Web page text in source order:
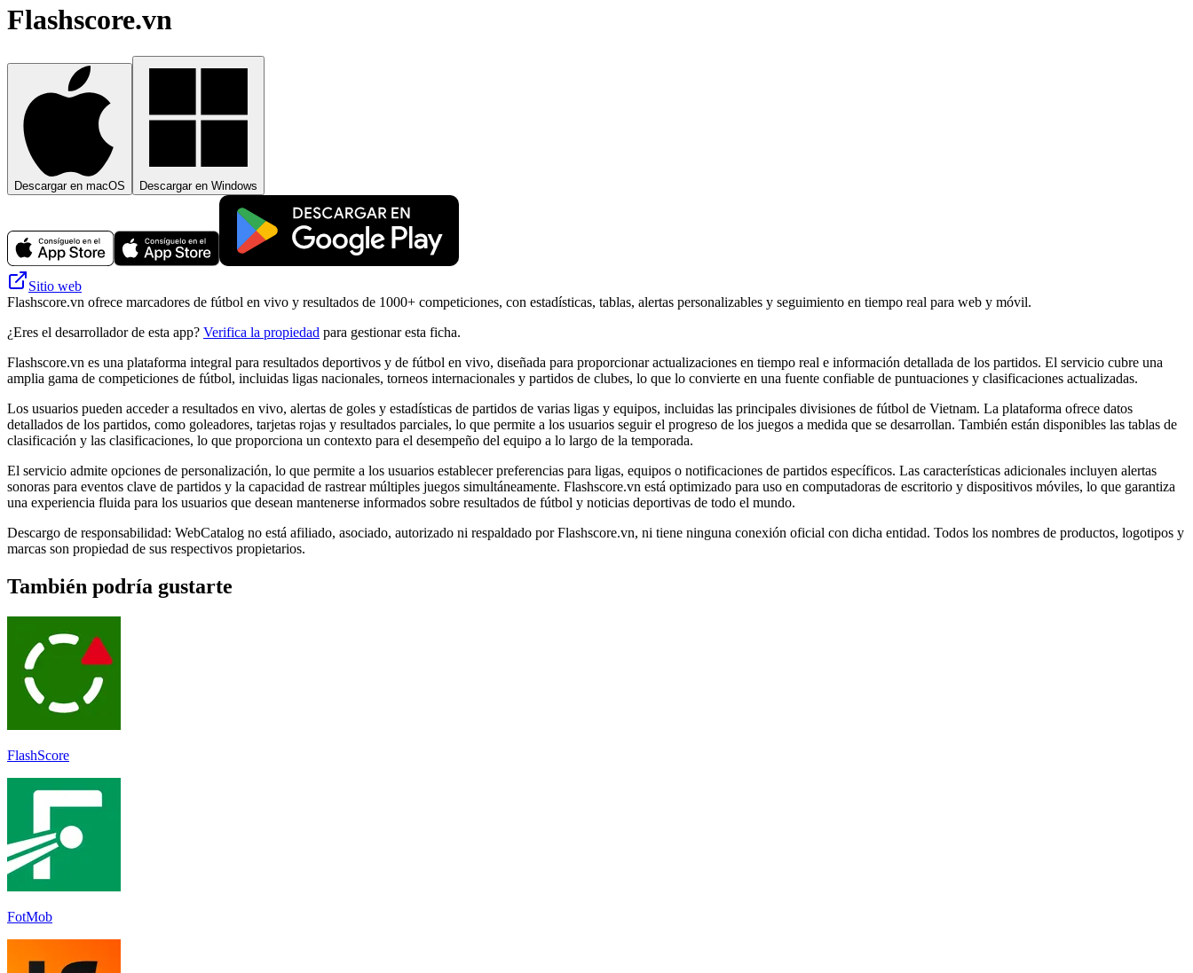
Flashscore.vn
Descargar en macOS Descargar en Windows
Sitio web
Flashscore.vn ofrece marcadores de fútbol en vivo y resultados de 1000+ competiciones, con estadísticas, tablas, alertas personalizables y seguimiento en tiempo real para web y móvil.
¿Eres el desarrollador de esta app? Verifica la propiedad para gestionar esta ficha.
Flashscore.vn es una plataforma integral para resultados deportivos y de fútbol en vivo, diseñada para proporcionar actualizaciones en tiempo real e información detallada de los partidos. El servicio cubre una
amplia gama de competiciones de fútbol, ​​incluidas ligas nacionales, torneos internacionales y partidos de clubes, lo que lo convierte en una fuente confiable de puntuaciones y clasificaciones actualizadas.
Los usuarios pueden acceder a resultados en vivo, alertas de goles y estadísticas de partidos de varias ligas y equipos, incluidas las principales divisiones de fútbol de Vietnam. La plataforma ofrece datos
detallados de los partidos, como goleadores, tarjetas rojas y resultados parciales, lo que permite a los usuarios seguir el progreso de los juegos a medida que se desarrollan. También están disponibles las tablas de
clasificación y las clasificaciones, lo que proporciona un contexto para el desempeño del equipo a lo largo de la temporada.
El servicio admite opciones de personalización, lo que permite a los usuarios establecer preferencias para ligas, equipos o notificaciones de partidos específicos. Las características adicionales incluyen alertas
sonoras para eventos clave de partidos y la capacidad de rastrear múltiples juegos simultáneamente. Flashscore.vn está optimizado para uso en computadoras de escritorio y dispositivos móviles, lo que garantiza
una experiencia fluida para los usuarios que desean mantenerse informados sobre resultados de fútbol y noticias deportivas de todo el mundo.
Descargo de responsabilidad: WebCatalog no está afiliado, asociado, autorizado ni respaldado por Flashscore.vn, ni tiene ninguna conexión oficial con dicha entidad. Todos los nombres de productos, logotipos y
marcas son propiedad de sus respectivos propietarios.
También podría gustarte
FlashScore
FotMob